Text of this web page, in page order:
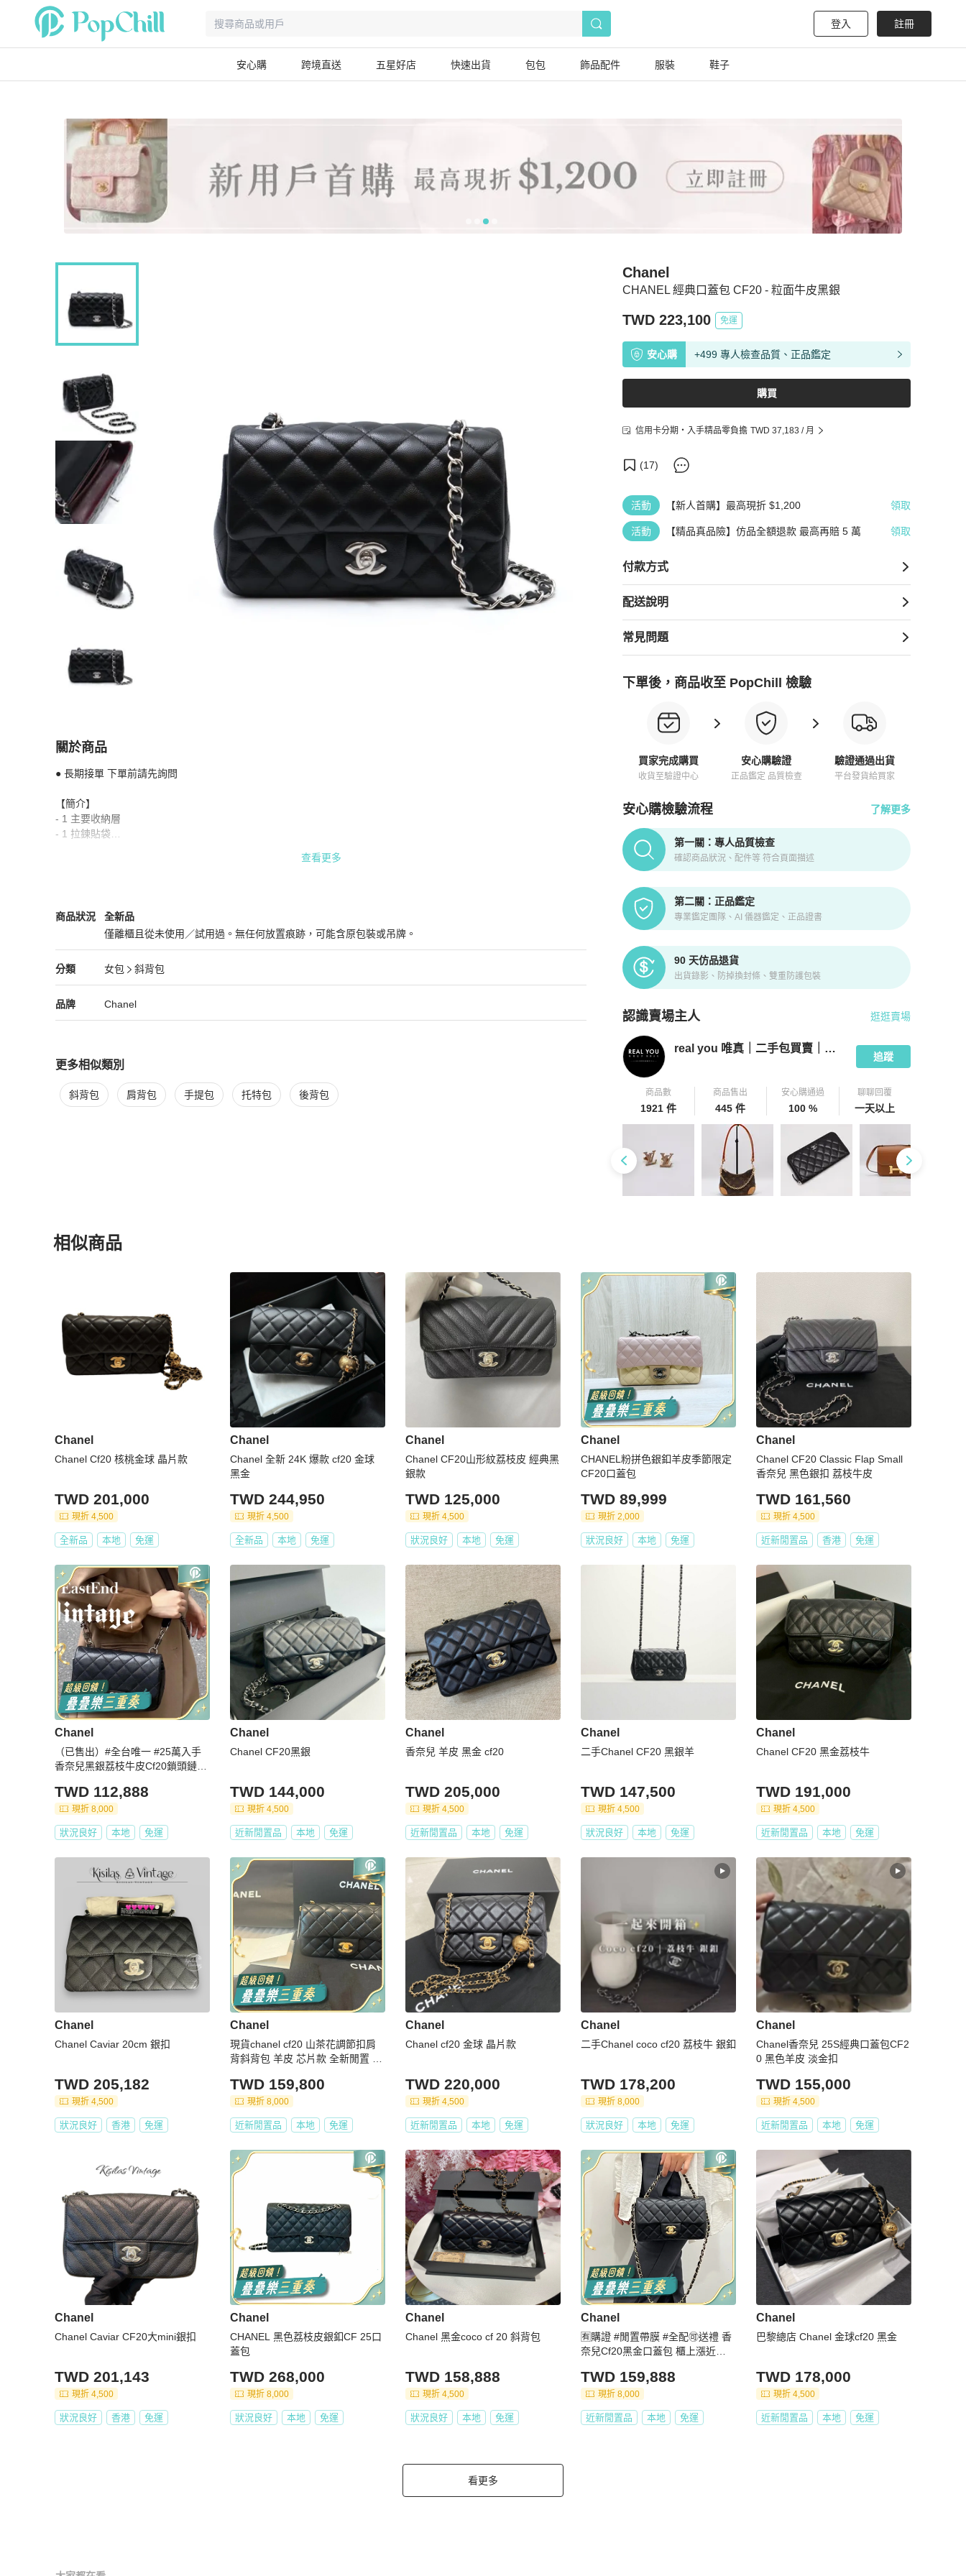
登入 註冊
安心購 跨境直送 五星好店 快速出貨 包包 飾品配件 服裝 鞋子
CHANEL 經典口蓋包 CF20 - 粒面牛皮黑銀
Chanel
TWD 223,100 免運
安心購 +499 專人檢查品質、正品鑑定
購買
信用卡分期・入手精品零負擔 TWD 37,183 / 月
(17)
活動 【新人首購】最高現折 $1,200 領取
活動 【精品真品險】仿品全額退款 最高再賠 5 萬 領取
付款方式
配送說明
常見問題
下單後，商品收至 PopChill 檢驗
買家完成購買
收貨至驗證中心
安心購驗證
正品鑑定 品質檢查
驗證通過出貨
平台發貨給買家
安心購檢驗流程 了解更多
PopChill拍拍圈正品驗證、安心購檢驗流程介紹
第一關：專人品質檢查
確認商品狀況、配件等 符合頁面描述
第二關：正品鑑定
專業鑑定團隊、AI 儀器鑑定、正品證書
90 天仿品退貨
出貨錄影、防掉換封條、雙重防護包裝
認識賣場主人
PopChill 拍拍圈嚴選賣家 real you 唯真｜二手包買賣｜實體門市
逛逛賣場
real you 唯真｜二手包買賣｜實體門市
追蹤
商品數
1921 件
商品售出
445 件
安心購通過
100 %
聊聊回覆
一天以上
關於商品
關於CHANEL 經典口蓋包 CF20 - 粒面牛皮黑銀
● 長期接單 下單前請先詢問
【簡介】
- 1 主要收納層
- 1 拉鍊貼袋
【材質】粒面小牛皮
【商品配件】盒子、防塵袋
查看更多
商品狀況
Chanel女包商品狀態與細節
全新品
僅離櫃且從未使用／試用過。無任何放置痕跡，可能含原包裝或吊牌。
全新品
分類
Chanel 女包分類資訊
女包
斜背包
女包/斜背包推薦
品牌
Chanel 精品女包品牌介紹
Chanel
Chanel 推薦清單
更多相似類別
更多Chanel 女包相似商品推薦
斜背包 肩背包 手提包 托特包 後背包
相似商品
Chanel
Chanel Cf20 核桃金球 晶片款
TWD 201,000
現折 4,500
全新品 本地 免運
Chanel
Chanel 全新 24K 爆款 cf20 金球
黑金
TWD 244,950
現折 4,500
全新品 本地 免運
Chanel
Chanel CF20山形紋荔枝皮 經典黑
銀款
TWD 125,000
現折 4,500
狀況良好 本地 免運
Chanel
CHANEL粉拼色銀釦羊皮季節限定
CF20口蓋包
TWD 89,999
現折 2,000
狀況良好 本地 免運
Chanel
Chanel CF20 Classic Flap Small
香奈兒 黑色銀扣 荔枝牛皮
TWD 161,560
現折 4,500
近新閒置品 香港 免運
Chanel
（已售出）#全台唯一 #25萬入手
香奈兒黑銀荔枝牛皮Cf20鎖頭鏈條
TWD 112,888
現折 8,000
狀況良好 本地 免運
Chanel
Chanel CF20黑銀
TWD 144,000
現折 4,500
近新閒置品 本地 免運
Chanel
香奈兒 羊皮 黑金 cf20
TWD 205,000
現折 4,500
近新閒置品 本地 免運
Chanel
二手Chanel CF20 黑銀羊
TWD 147,500
現折 4,500
狀況良好 本地 免運
Chanel
Chanel CF20 黑金荔枝牛
TWD 191,000
現折 4,500
近新閒置品 本地 免運
Chanel
Chanel Caviar 20cm 銀扣
TWD 205,182
現折 4,500
狀況良好 香港 免運
Chanel
現貨chanel cf20 山茶花調節扣肩
背斜背包 羊皮 芯片款 全新閒置 配
TWD 159,800
現折 8,000
近新閒置品 本地 免運
Chanel
Chanel cf20 金球 晶片款
TWD 220,000
現折 4,500
近新閒置品 本地 免運
Chanel
二手Chanel coco cf20 荔枝牛 銀釦
TWD 178,200
現折 8,000
狀況良好 本地 免運
Chanel
Chanel香奈兒 25S經典口蓋包CF2
0 黑色羊皮 淡金扣
TWD 155,000
現折 4,500
近新閒置品 本地 免運
Chanel
Chanel Caviar CF20大mini銀扣
TWD 201,143
現折 4,500
狀況良好 香港 免運
Chanel
CHANEL 黑色荔枝皮銀釦CF 25口
蓋包
TWD 268,000
現折 8,000
狀況良好 本地 免運
Chanel
Chanel 黑金coco cf 20 斜背包
TWD 158,888
現折 4,500
狀況良好 本地 免運
Chanel
🈶購證 #閒置帶膜 #全配🉑送禮 香
奈兒Cf20黑金口蓋包 櫃上漲近
TWD 159,888
現折 8,000
近新閒置品 本地 免運
Chanel
巴黎總店 Chanel 金球cf20 黑金
TWD 178,000
現折 4,500
近新閒置品 本地 免運
看更多